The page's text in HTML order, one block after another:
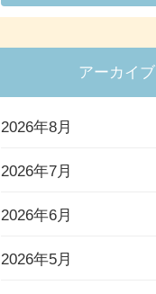
アーカイブ
2026年8月
2026年7月
2026年6月
2026年5月